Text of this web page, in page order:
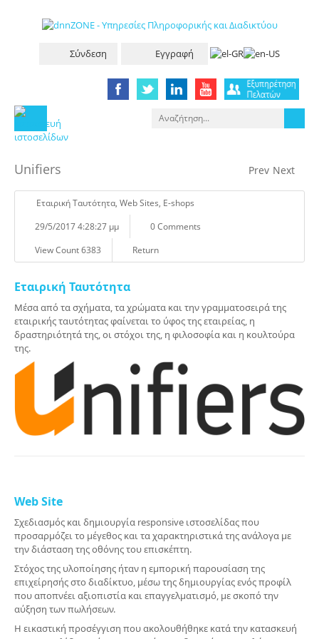
Σύνδεση Εγγραφή
Prev Next
Unifiers
Eταιρική Tαυτότητα, Web Sites, E-shops
29/5/2017 4:28:27 μμ
0 Comments
View Count 6383
Return
Εταιρική Ταυτότητα
Μέσα από τα σχήματα, τα χρώματα και την γραμματοσειρά της
εταιρικής ταυτότητας φαίνεται το ύφος της εταιρείας, η
δραστηριότητά της, οι στόχοι της, η φιλοσοφία και η κουλτούρα
της.
Web Site
Σχεδιασμός και δημιουργία responsive ιστοσελίδας που
προσαρμόζει το μέγεθος και τα χαρακτηριστικά της ανάλογα με
την διάσταση της οθόνης του επισκέπτη.
Στόχος της υλοποίησης ήταν η εμπορική παρουσίαση της
επιχείρησής στο διαδίκτυο, μέσω της δημιουργίας ενός προφίλ
που αποπνέει αξιοπιστία και επαγγελματισμό, με σκοπό την
αύξηση των πωλήσεων.
Η εικαστική προσέγγιση που ακολουθήθηκε κατά την κατασκευή